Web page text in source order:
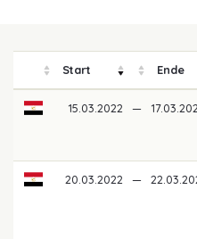
Start Ende
15.03.2022 —
20.03.2022 —